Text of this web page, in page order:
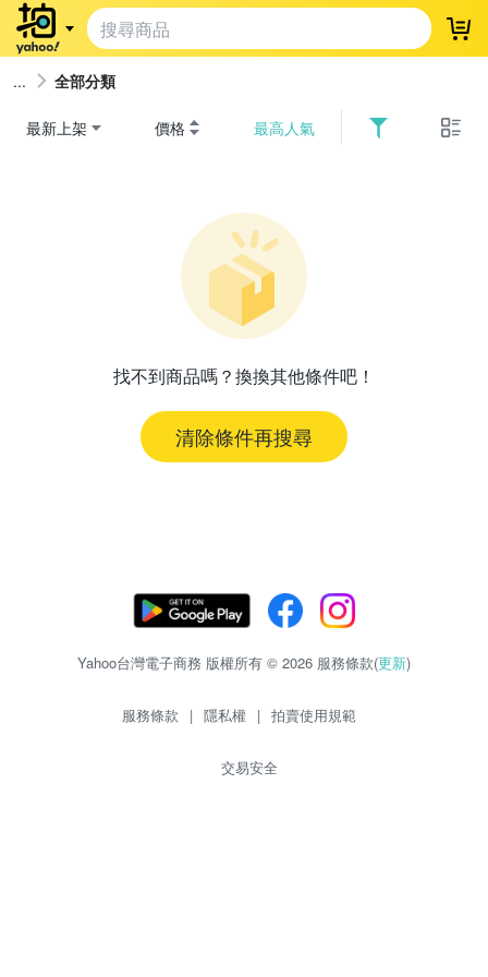
登
全部分類
最新上架 價格 最高人氣
找不到商品嗎？換換其他條件吧！
清除條件再搜尋
Yahoo台灣電子商務 版權所有 © 2026 服務條款(更新)
服務條款 | 隱私權 | 拍賣使用規範
交易安全